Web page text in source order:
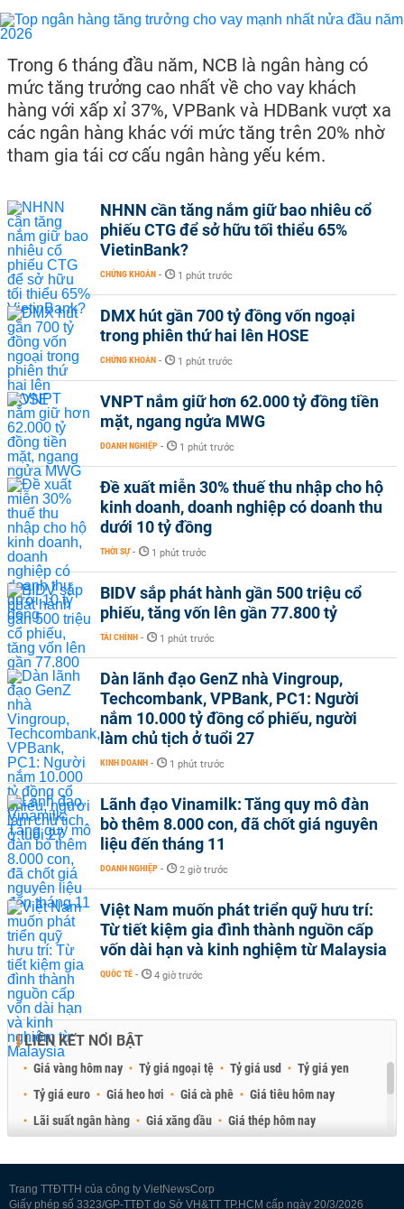
Trong 6 tháng đầu năm, NCB là ngân hàng có
mức tăng trưởng cao nhất về cho vay khách
hàng với xấp xỉ 37%, VPBank và HDBank vượt xa
các ngân hàng khác với mức tăng trên 20% nhờ
tham gia tái cơ cấu ngân hàng yếu kém.
NHNN cần tăng nắm giữ bao nhiêu cổ
phiếu CTG để sở hữu tối thiểu 65%
VietinBank?
CHỨNG KHOÁN - 1 phút trước
DMX hút gần 700 tỷ đồng vốn ngoại
trong phiên thứ hai lên HOSE
CHỨNG KHOÁN - 1 phút trước
VNPT nắm giữ hơn 62.000 tỷ đồng tiền
mặt, ngang ngửa MWG
DOANH NGHIỆP - 1 phút trước
Đề xuất miễn 30% thuế thu nhập cho hộ
kinh doanh, doanh nghiệp có doanh thu
dưới 10 tỷ đồng
THỜI SỰ - 1 phút trước
BIDV sắp phát hành gần 500 triệu cổ
phiếu, tăng vốn lên gần 77.800 tỷ
TÀI CHÍNH - 1 phút trước
Dàn lãnh đạo GenZ nhà Vingroup,
Techcombank, VPBank, PC1: Người
nắm 10.000 tỷ đồng cổ phiếu, người
làm chủ tịch ở tuổi 27
KINH DOANH - 1 phút trước
Lãnh đạo Vinamilk: Tăng quy mô đàn
bò thêm 8.000 con, đã chốt giá nguyên
liệu đến tháng 11
DOANH NGHIỆP - 2 giờ trước
Việt Nam muốn phát triển quỹ hưu trí:
Từ tiết kiệm gia đình thành nguồn cấp
vốn dài hạn và kinh nghiệm từ Malaysia
QUỐC TẾ - 4 giờ trước
LIÊN KẾT NỔI BẬT
Giá vàng hôm nay Tỷ giá ngoại tệ Tỷ giá usd
Tỷ giá yen
Tỷ giá euro
Giá heo hơi Giá cà phê
Giá tiêu hôm nay
Lãi suất ngân hàng
Giá xăng dầu
Giá thép hôm nay
Trang TTĐTTH của công ty VietNewsCorp
Giấy phép số 3323/GP-TTĐT do Sở VH&TT TP.HCM cấp ngày 20/3/2026